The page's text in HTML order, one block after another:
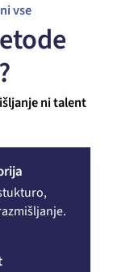
vse
ni talent